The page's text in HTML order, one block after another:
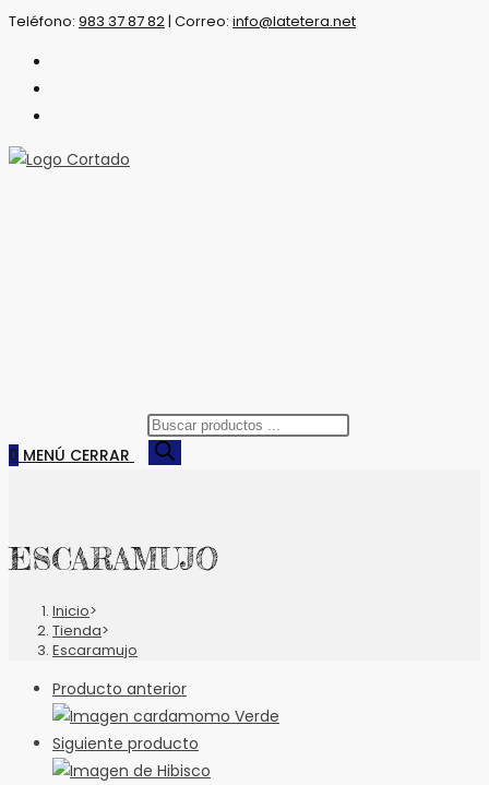
Saltar
Teléfono: 983 37 87 82| Correo: info@latetera.net
0 MENÚ CERRAR
Búsqueda
de
ESCARAMUJO
Inicio>
Tienda>
Escaramujo
Producto anterior
Siguiente producto